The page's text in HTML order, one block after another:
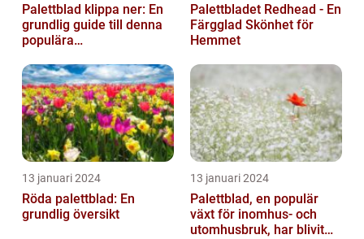
Palettblad klippa ner: En
grundlig guide till denna
populära
Palettbladet Redhead - En
Färgglad Skönhet för
Hemmet
13 januari 2024
Röda palettblad: En
grundlig översikt
13 januari 2024
Palettblad, en populär
växt för inomhus- och
utomhusbruk, har blivit